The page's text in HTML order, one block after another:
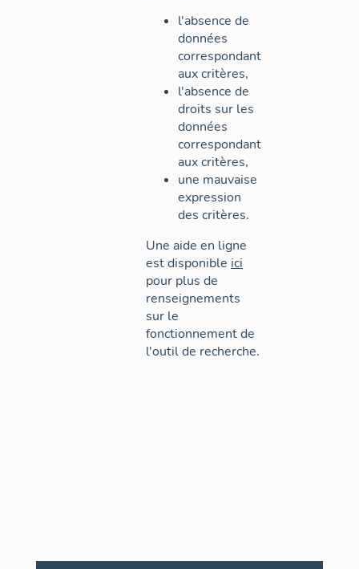
l'absence de
données
correspondant
aux critères,
l'absence de
droits sur les
données
correspondant
aux critères,
une mauvaise
expression
des critères.
Une aide en ligne
est disponible ici
pour plus de
renseignements
sur le
fonctionnement de
l'outil de recherche.